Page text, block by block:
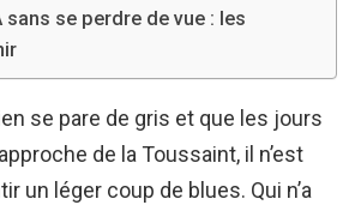
sans se perdre de vue : les
se pare de gris et que les jours
de la Toussaint, il n’est
un léger coup de blues. Qui n’a